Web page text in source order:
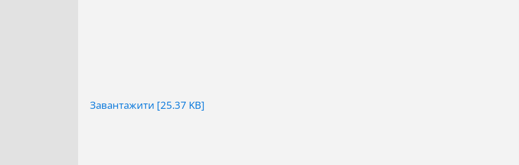
Завантажити [25.37 KB]